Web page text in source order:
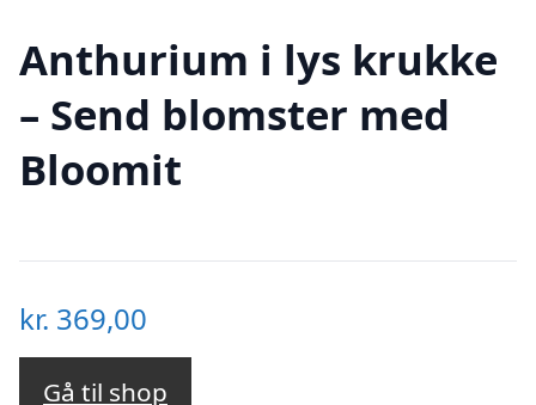
Anthurium i lys krukke
– Send blomster med
Bloomit
kr. 369,00
Gå til shop